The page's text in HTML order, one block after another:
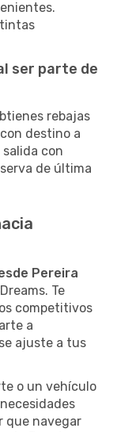
ser parte de
rebajas
destino a
con
de última
Pereira
Te
competitivos
a
ajuste a tus
o un vehículo
que navegar